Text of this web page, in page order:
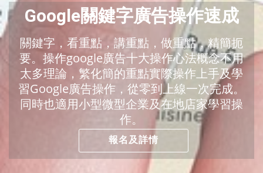
Google關鍵字廣告操作速成
關鍵字，看重點，講重點，做重點，精簡扼
要。操作google廣告十大操作心法概念不用
太多理論，繁化簡的重點實際操作上手及學
習Google廣告操作，從零到上線一次完成。
同時也適用小型微型企業及在地店家學習操
作。
報名及詳情